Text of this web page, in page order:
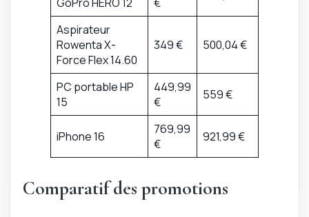
Aspirateur
Rowenta X-
Force Flex 14.60
349 € 500,04 €
PC portable HP
15
449,99
€
559 €
iPhone 16
769,99
€
921,99 €
Comparatif des promotions